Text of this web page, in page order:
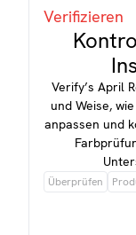
Verifizieren
Verify’s April
und Weise,
anpassen und
Überprüfen